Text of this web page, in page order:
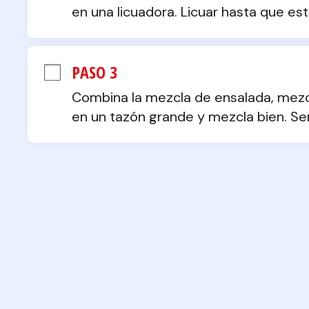
en una licuadora. Licuar hasta que
PASO 3
Combina la mezcla de ensalada,
en un tazón grande y mezcla bien.